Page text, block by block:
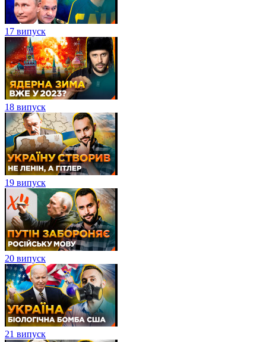
17 випуск
18 випуск
19 випуск
20 випуск
21 випуск